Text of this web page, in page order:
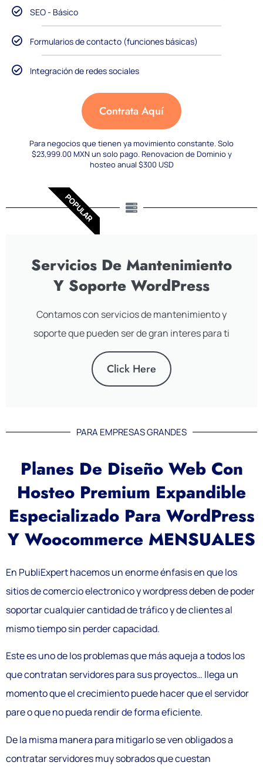
SEO - Básico
Formularios de contacto (funciones básicas)
Integración de redes sociales
Contrata Aquí
Para negocios que tienen ya movimiento constante. Solo
$23,999.00 MXN un solo pago. Renovacion de Dominio y
hosteo anual $300 USD
POPULAR
Servicios De Mantenimiento
Y Soporte WordPress
Contamos con servicios de mantenimiento y
soporte que pueden ser de gran interes para ti
Click Here
PARA EMPRESAS GRANDES
Planes De Diseño Web Con
Hosteo Premium Expandible
Especializado Para WordPress
Y Woocommerce MENSUALES
En PubliExpert hacemos un enorme énfasis en que los
sitios de comercio electronico y wordpress deben de poder
soportar cualquier cantidad de tráfico y de clientes al
mismo tiempo sin perder capacidad.
Este es uno de los problemas que más aqueja a todos los
que contratan servidores para sus proyectos… llega un
momento que el crecimiento puede hacer que el servidor
pare o que no pueda rendir de forma eficiente.
De la misma manera para mitigarlo se ven obligados a
contratar servidores muy sobrados que cuestan